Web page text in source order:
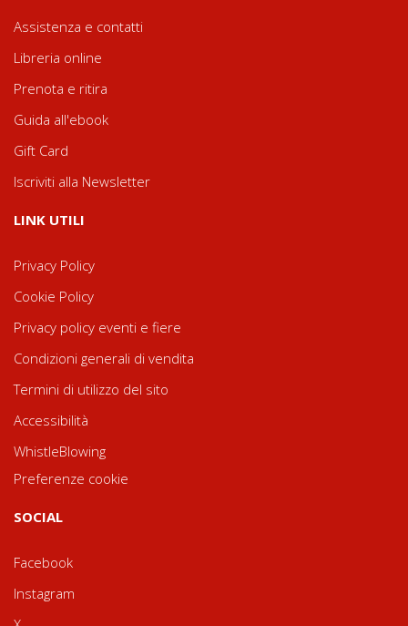
Assistenza e contatti
Libreria online
Prenota e ritira
Guida all'ebook
Gift Card
Iscriviti alla Newsletter
LINK UTILI
Privacy Policy
Cookie Policy
Privacy policy eventi e fiere
Condizioni generali di vendita
Termini di utilizzo del sito
Accessibilità
WhistleBlowing
Preferenze cookie
SOCIAL
Facebook
Instagram